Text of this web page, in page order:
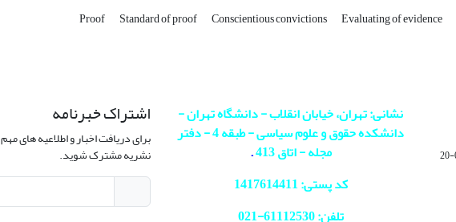
Proof Standard of proof Conscientious convictions Evaluating of evidence
نشانی: تهران، خیابان انقلاب - دانشگاه تهران -
دانشکده حقوق و علوم سیاسی - طبقه 4 - دفتر
مجله - اتاق 413
.
کد پستی: 1417614411
تلفن: 61112530-
021
اشتراک خبرنامه
برای دریافت اخبار و اطلاعیه های
نشریه مشترک شوید.